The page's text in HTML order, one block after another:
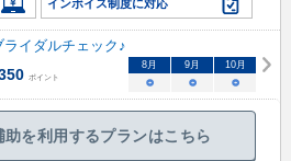
インボイス制度に対応
ライダルチェック♪
ポイント
8月 9月 10月
○ ○ ○
を利用するプランはこちら